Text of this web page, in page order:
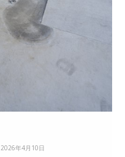
2026年4月10日